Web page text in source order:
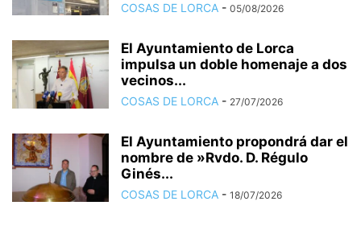
COSAS DE LORCA - 05/08/2026
El Ayuntamiento de Lorca
impulsa un doble homenaje a dos
vecinos...
COSAS DE LORCA - 27/07/2026
El Ayuntamiento propondrá dar el
nombre de »Rvdo. D. Régulo
Ginés...
COSAS DE LORCA - 18/07/2026